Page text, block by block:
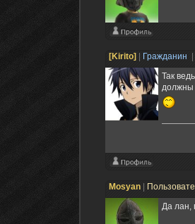
[Kirito] Гражданин
Так
должны
Mosyan
Да лан,